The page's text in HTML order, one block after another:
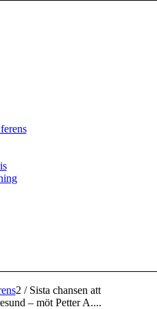
2 / Sista chansen att
– möt Petter A....